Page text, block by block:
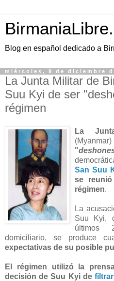
Blog en español dedicado a
miércoles, 9 de diciembre
La Junta Militar de
Suu Kyi de ser
régimen
La
"
San Suu
se
régimen.
La
Suu Kyi,
últimos
domiciliario, se produce
expectativas de su posible
El régimen utilizó la
decisión de Suu Kyi de